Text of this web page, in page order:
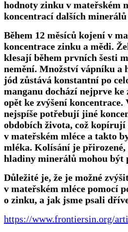
hodnoty zinku v mateřském
koncentrací dalších
Během 12 měsíců kojení v
koncentrace zinku a mědi.
klesají během prvních šesti
nemění. Množství vápníku a
jód zůstává konstantní po
manganu dochází nejprve ke
opět ke zvýšení
nejspíše potřebují jiné
obdobích života, což
v mateřském mléce a takto
mléka. Kolísání je přirozené,
hladiny minerálů mohou být
Důležité je, že je možné
v mateřském mléce pomocí
o zinku, a jak jsme psali
https://www.frontiersin.org/